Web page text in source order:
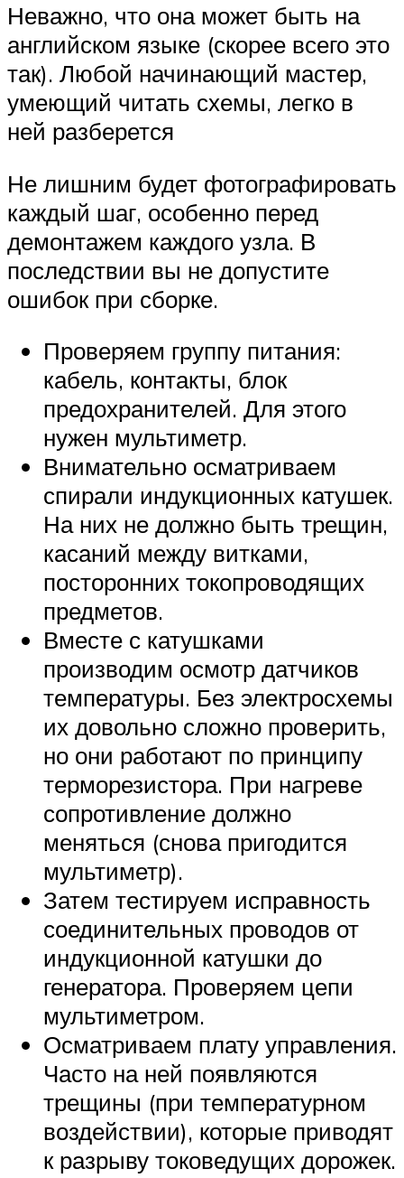
Неважно, что она может быть на
английском языке (скорее всего это
так). Любой начинающий мастер,
умеющий читать схемы, легко в
ней разберется
Не лишним будет фотографировать
каждый шаг, особенно перед
демонтажем каждого узла. В
последствии вы не допустите
ошибок при сборке.
Проверяем группу питания:
кабель, контакты, блок
предохранителей. Для этого
нужен мультиметр.
Внимательно осматриваем
спирали индукционных катушек.
На них не должно быть трещин,
касаний между витками,
посторонних токопроводящих
предметов.
Вместе с катушками
производим осмотр датчиков
температуры. Без электросхемы
их довольно сложно проверить,
но они работают по принципу
терморезистора. При нагреве
сопротивление должно
меняться (снова пригодится
мультиметр).
Затем тестируем исправность
соединительных проводов от
индукционной катушки до
генератора. Проверяем цепи
мультиметром.
Осматриваем плату управления.
Часто на ней появляются
трещины (при температурном
воздействии), которые приводят
к разрыву токоведущих дорожек.